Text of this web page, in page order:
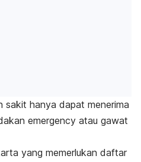
sakit hanya dapat menerima
emergency atau gawat
yang memerlukan daftar